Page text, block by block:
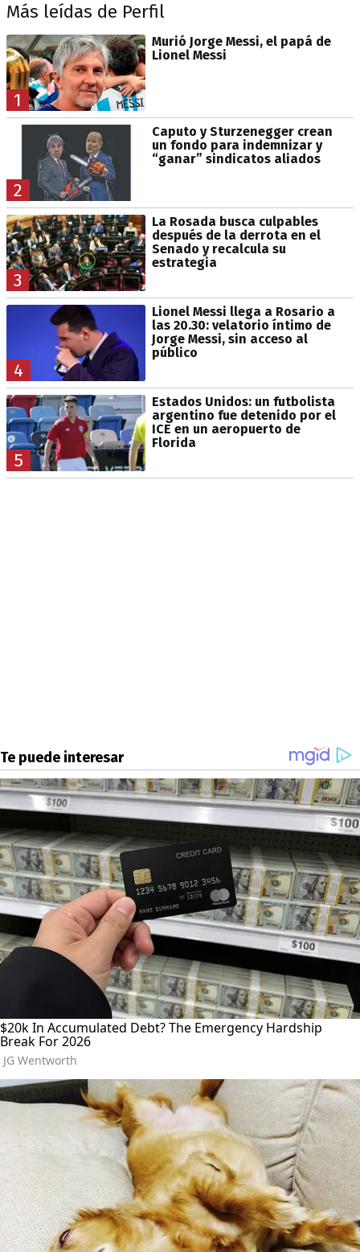
Más leídas de Perfil
1
Murió Jorge Messi, el papá de
Lionel Messi
2
Caputo y Sturzenegger crean
un fondo para indemnizar y
“ganar” sindicatos aliados
3
La Rosada busca culpables
después de la derrota en el
Senado y recalcula su
estrategia
4
Lionel Messi llega a Rosario a
las 20.30: velatorio íntimo de
Jorge Messi, sin acceso al
público
5
Estados Unidos: un futbolista
argentino fue detenido por el
ICE en un aeropuerto de
Florida